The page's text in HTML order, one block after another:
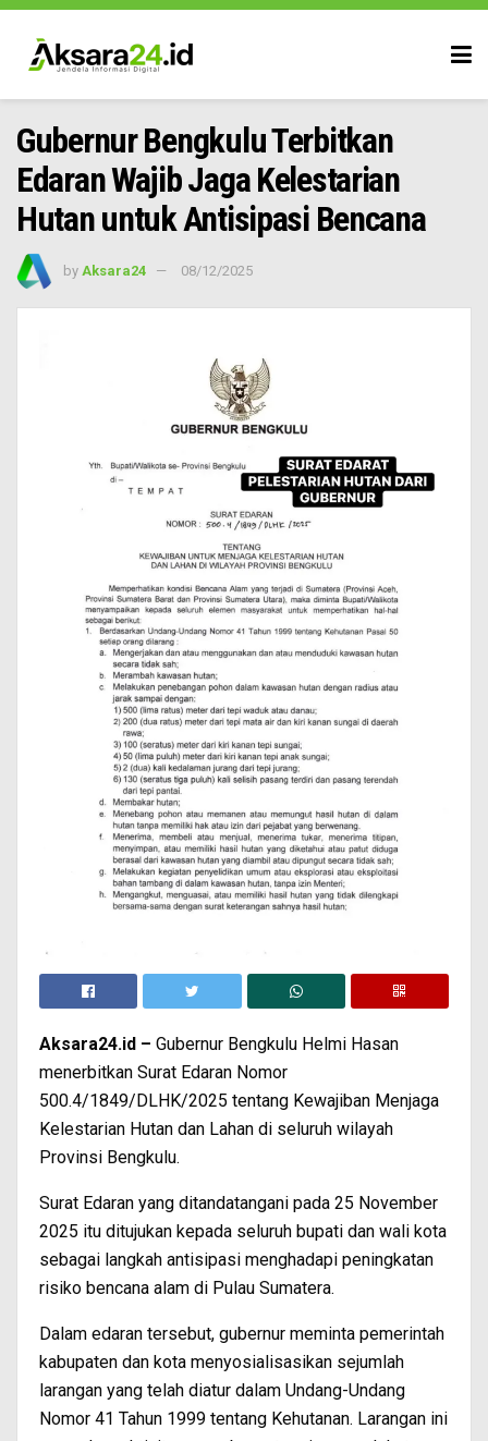
Gubernur Bengkulu Terbitkan
Edaran Wajib Jaga Kelestarian
Hutan untuk Antisipasi Bencana
by Aksara24 08/12/2025
Aksara24.id – Gubernur Bengkulu Helmi Hasan
menerbitkan Surat Edaran Nomor
500.4/1849/DLHK/2025 tentang Kewajiban Menjaga
Kelestarian Hutan dan Lahan di seluruh wilayah
Provinsi Bengkulu.
Surat Edaran yang ditandatangani pada 25 November
2025 itu ditujukan kepada seluruh bupati dan wali kota
sebagai langkah antisipasi menghadapi peningkatan
risiko bencana alam di Pulau Sumatera.
Dalam edaran tersebut, gubernur meminta pemerintah
kabupaten dan kota menyosialisasikan sejumlah
larangan yang telah diatur dalam Undang-Undang
Nomor 41 Tahun 1999 tentang Kehutanan. Larangan ini